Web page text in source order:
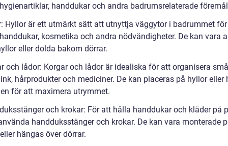
handdukar och andra badrumsrelaterade
Hyllor är ett utmärkt sätt att utnyttja väggytor i badrummet
kosmetika och andra nödvändigheter. De kan vara
eller dolda bakom dörrar.
och lådor: Korgar och lådor är idealiska för att organisera
hårprodukter och mediciner. De kan placeras på hyllor eller
för att maximera utrymmet.
och krokar: För att hålla handdukar och kläder på
handduksstänger och krokar. De kan vara monterade
hängas över dörrar.